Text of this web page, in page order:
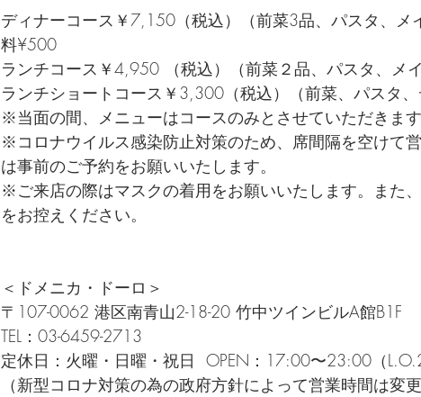
ディナーコース￥7,150（税込）（前菜3品、パスタ、
料¥500
ランチコース￥4,950 （税込）（前菜２品、パスタ、メ
ランチショートコース￥3,300（税込）（前菜、パスタ
※当面の間、メニューはコースのみとさせていただきま
※コロナウイルス感染防止対策のため、席間隔を空けて
は事前のご予約をお願いいたします。
※ご来店の際はマスクの着用をお願いいたします。また
をお控えください。
＜ドメニカ・ドーロ＞
〒107-0062 港区南青山2-18-20 竹中ツインビルA館B1F
TEL：03-6459-2713
定休日：火曜・日曜・祝日  OPEN：17:00〜23:00（
（新型コロナ対策の為の政府方針によって営業時間は変